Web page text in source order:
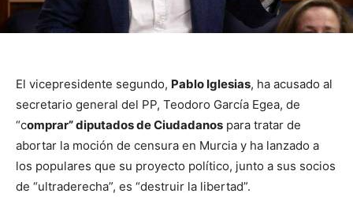
El vicepresidente segundo, Pablo Iglesias, ha acusado al
secretario general del PP, Teodoro García Egea, de
“comprar” diputados de Ciudadanos para tratar de
abortar la moción de censura en Murcia y ha lanzado a
los populares que su proyecto político, junto a sus socios
de “ultraderecha”, es “destruir la libertad”.